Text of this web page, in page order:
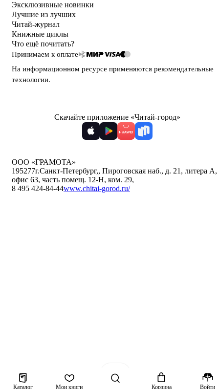
Каталог Мои книги Корзина Войти
Эксклюзивные новинки
Лучшие из лучших
Читай-журнал
Книжные циклы
Что ещё почитать?
Принимаем к оплате
На информационном ресурсе применяются рекомендательные
технологии.
Скачайте приложение «Читай-город»
ООО «ГРАМОТА»
195277г.Санкт-Петербург,, Пироговская наб., д. 21, литера А,
офис 63, часть помещ. 12-Н, ком. 29,
8 495 424-84-44www.chitai-gorod.ru/